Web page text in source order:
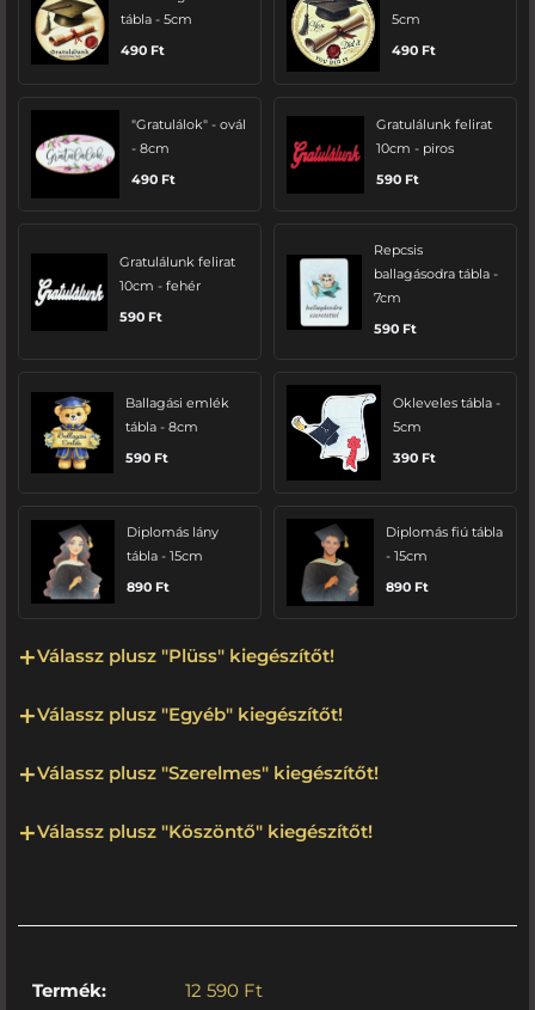
tábla - 5cm
490 Ft
5cm
490 Ft
"Gratulálok" - ovál
- 8cm
490 Ft
Gratulálunk felirat
10cm - piros
590 Ft
Gratulálunk felirat
10cm - fehér
590 Ft
Repcsis
ballagásodra tábla -
7cm
590 Ft
Ballagási emlék
tábla - 8cm
590 Ft
Okleveles tábla -
5cm
390 Ft
Diplomás lány
tábla - 15cm
890 Ft
Diplomás fiú tábla
- 15cm
890 Ft
Válassz plusz "Plüss" kiegészítőt!
Válassz plusz "Egyéb" kiegészítőt!
Válassz plusz "Szerelmes" kiegészítőt!
Válassz plusz "Köszöntő" kiegészítőt!
Termék: 12 590 Ft